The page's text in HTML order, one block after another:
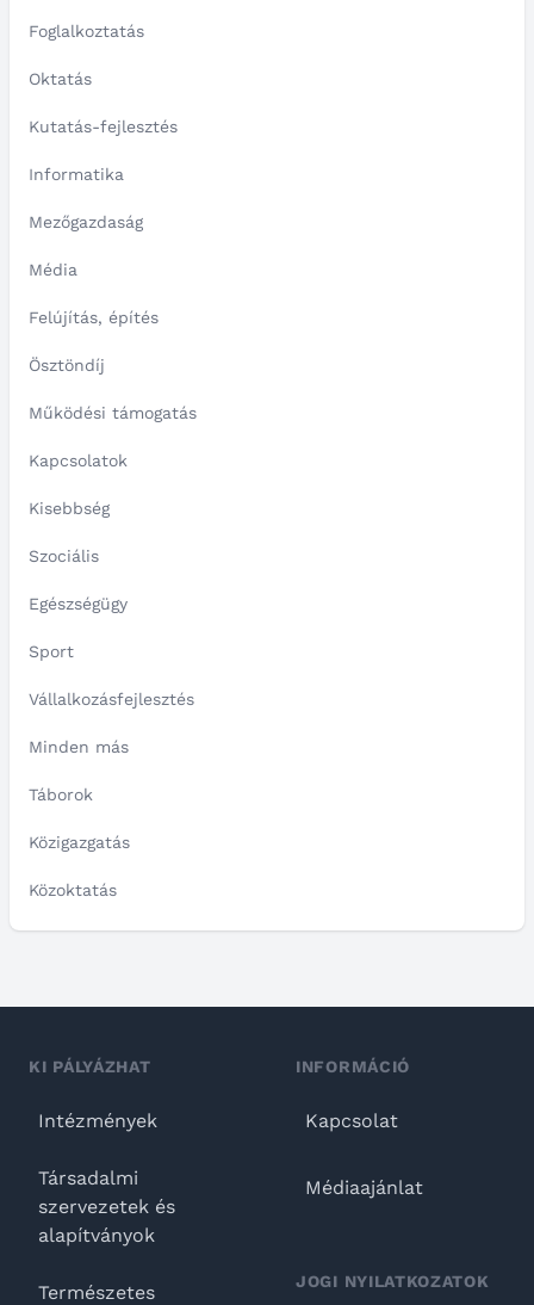
Foglalkoztatás
Oktatás
Kutatás-fejlesztés
Informatika
Mezőgazdaság
Média
Felújítás, építés
Ösztöndíj
Működési támogatás
Kapcsolatok
Kisebbség
Szociális
Egészségügy
Sport
Vállalkozásfejlesztés
Minden más
Táborok
Közigazgatás
Közoktatás
KI PÁLYÁZHAT
Intézmények
Társadalmi
szervezetek és
alapítványok
Természetes
INFORMÁCIÓ
Kapcsolat
Médiaajánlat
JOGI NYILATKOZATOK